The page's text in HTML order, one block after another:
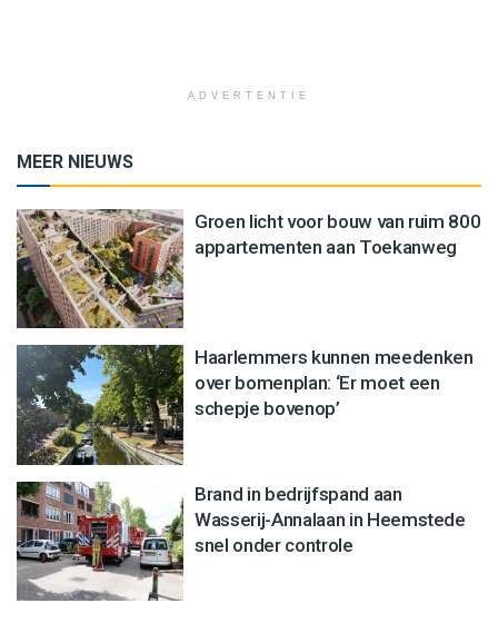
ADVERTENTIE
MEER NIEUWS
Groen licht voor bouw van ruim 800
appartementen aan Toekanweg
Haarlemmers kunnen meedenken
over bomenplan: ‘Er moet een
schepje bovenop’
Brand in bedrijfspand aan
Wasserij-Annalaan in Heemstede
snel onder controle